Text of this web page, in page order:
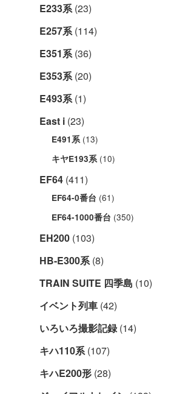
E233系(23)
E257系(114)
E351系(36)
E353系(20)
E493系(1)
East i (23)
E491系 (13)
キヤE193系 (10)
EF64 (411)
EF64-0番台 (61)
EF64-1000番台 (350)
EH200 (103)
HB-E300系(8)
TRAIN SUITE 四季島 (10)
イベント列車 (42)
いろいろ撮影記録(14)
キハ110系(107)
キハE200形 (28)